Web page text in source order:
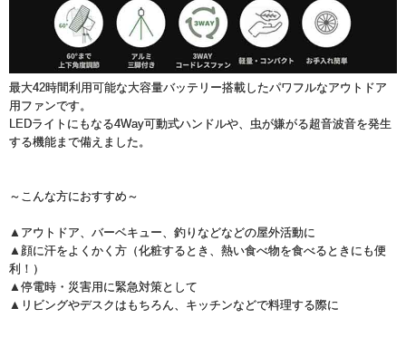
最大42時間利用可能な大容量バッテリー搭載したパワフルなアウトドア
用ファンです。
LEDライトにもなる4Way可動式ハンドルや、虫が嫌がる超音波音を発生
する機能まで備えました。
～こんな方におすすめ～
▲アウトドア、バーベキュー、釣りなどなどの屋外活動に
▲顔に汗をよくかく方（化粧するとき、熱い食べ物を食べるときにも便
利！）
▲停電時・災害用に緊急対策として
▲リビングやデスクはもちろん、キッチンなどで料理する際に